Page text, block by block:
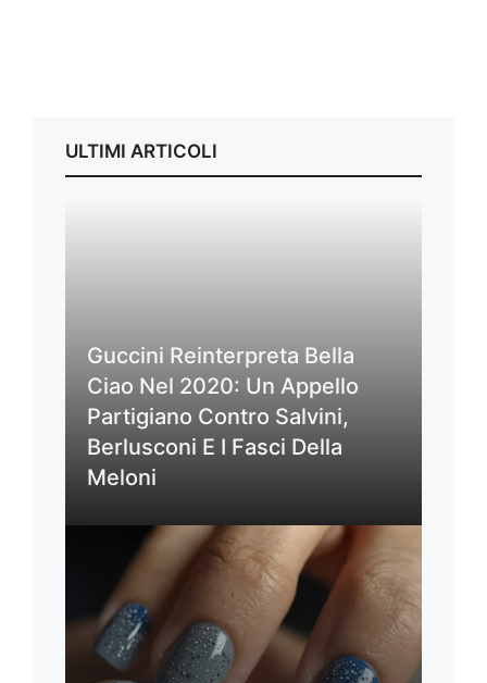
ULTIMI ARTICOLI
Guccini Reinterpreta Bella
Ciao Nel 2020: Un Appello
Partigiano Contro Salvini,
Berlusconi E I Fasci Della
Meloni